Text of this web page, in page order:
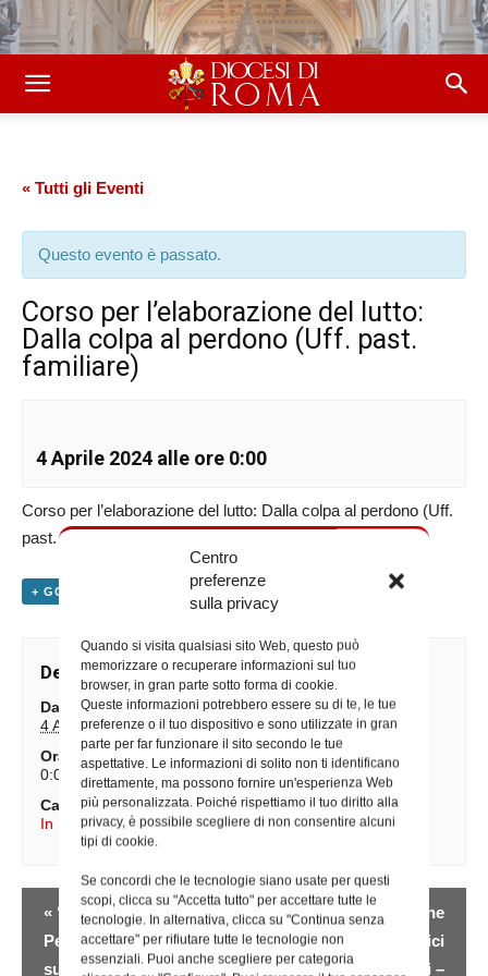
Centro
preferenze
sulla privacy
Quando si visita qualsiasi sito Web, questo può
memorizzare o recuperare informazioni sul tuo
browser, in gran parte sotto forma di cookie.
Queste informazioni potrebbero essere su di te, le tue
preferenze o il tuo dispositivo e sono utilizzate in gran
parte per far funzionare il sito secondo le tue
aspettative. Le informazioni di solito non ti identificano
direttamente, ma possono fornire un'esperienza Web
più personalizzata. Poiché rispettiamo il tuo diritto alla
privacy, è possibile scegliere di non consentire alcuni
tipi di cookie.
Se concordi che le tecnologie siano usate per questi
scopi, clicca su "Accetta tutto" per accettare tutte le
tecnologie. In alternativa, clicca su "Continua senza
accettare" per rifiutare tutte le tecnologie non
essenziali. Puoi anche scegliere per categoria
« Tutti gli Eventi
Questo evento è passato.
Corso per l’elaborazione del lutto:
Dalla colpa al perdono (Uff. past.
familiare)
4 Aprile 2024 alle ore 0:00
Corso per l’elaborazione del lutto: Dalla colpa al perdono (Uff.
past. familiare)
+ GOOGLE CALENDAR
Dettagli
Data:
4 Aprile 2024
Ora:
0:00
Categorie Evento:
In Diocesi,Iniziative degli Uffici
Evento
Navigazione
« “Gli altri siamo noi”:
Percorso
sull’intercultura per
Incontro di formazione
dei responsabili laici
dei centri filippini –